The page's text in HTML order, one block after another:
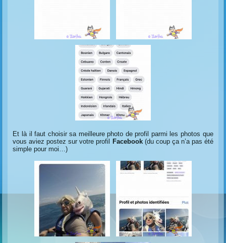
Et là il faut choisir sa meilleure photo de profil parmi les photos que
vous aviez postez sur votre profil Facebook(du coup ça n’a pas été
simple pour moi…)